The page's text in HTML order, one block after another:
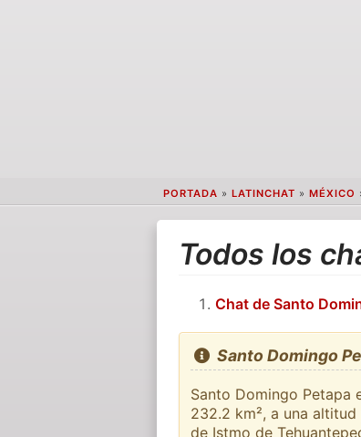
PORTADA » LATINCHAT » MÉXICO
Todos los
Chat de Santo
Santo Domingo
Santo Domingo Petapa
232.2 km², a una
de Istmo de